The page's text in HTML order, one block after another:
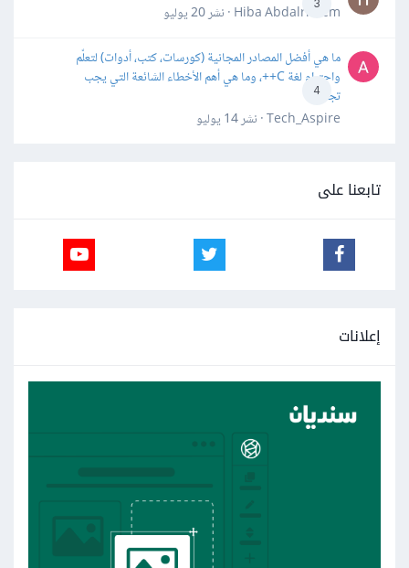
3
Hiba Abdalrheem · نشر
20 يوليو
4
ما هي أفضل المصادر المجانية (كورسات، كتب، أدوات) لتعلّم
واحترام لغة C++، وما هي أهم الأخطاء الشائعة التي يجب
تجنبها؟
Tech_Aspire · نشر
14 يوليو
تابعنا على
إعلانات